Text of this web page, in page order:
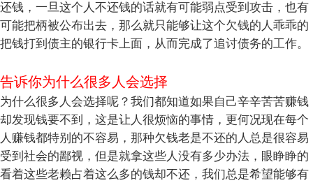
还钱，一旦这个人不还钱的话就有可能弱点受到攻击，也有
可能把柄被公布出去，那么就只能够让这个欠钱的人乖乖的
把钱打到债主的银行卡上面，从而完成了追讨债务的工作。
告诉你为什么很多人会选择
为什么很多人会选择呢？我们都知道如果自己辛辛苦苦赚钱
却发现钱要不到，这是让人很烦恼的事情，更何况现在每个
人赚钱都特别的不容易，那种欠钱老是不还的人总是很容易
受到社会的鄙视，但是就拿这些人没有多少办法，眼睁睁的
看着这些老赖占着这么多的钱却不还，我们总是希望能够有